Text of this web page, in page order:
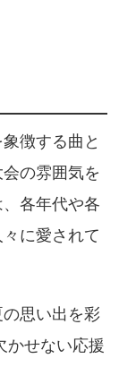
徴する曲と
の雰囲気を
各年代や各
に愛されて
思い出を彩
かせない応援